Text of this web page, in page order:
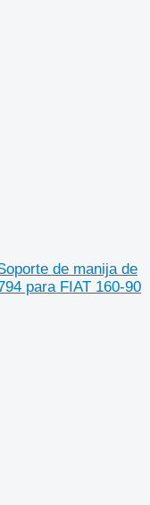
de manija de
para FIAT 160-90